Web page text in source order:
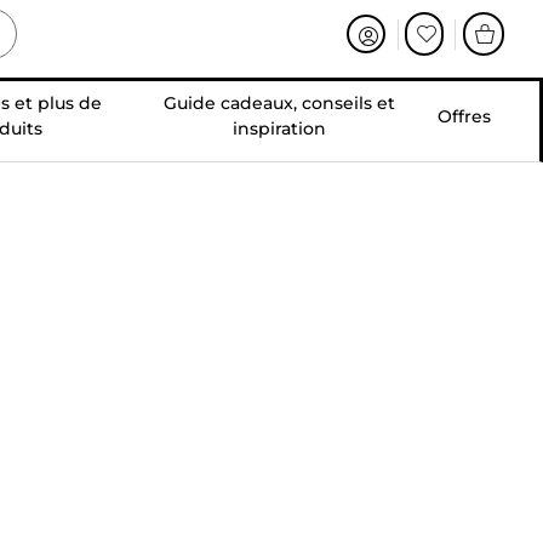
et plus de
Guide cadeaux, conseils et
inspiration
Offres